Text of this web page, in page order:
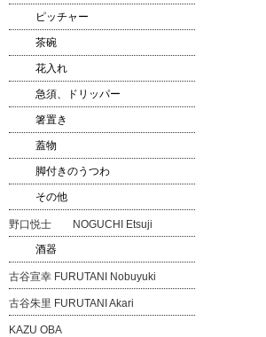
ピッチャー
茶碗
花入れ
急須、ドリッパー
箸置き
蓋物
脚付きのうつわ
その他
野口悦士 NOGUCHI Etsuji
酒器
古谷宣幸 FURUTANI Nobuyuki
古谷朱里 FURUTANI Akari
KAZU OBA